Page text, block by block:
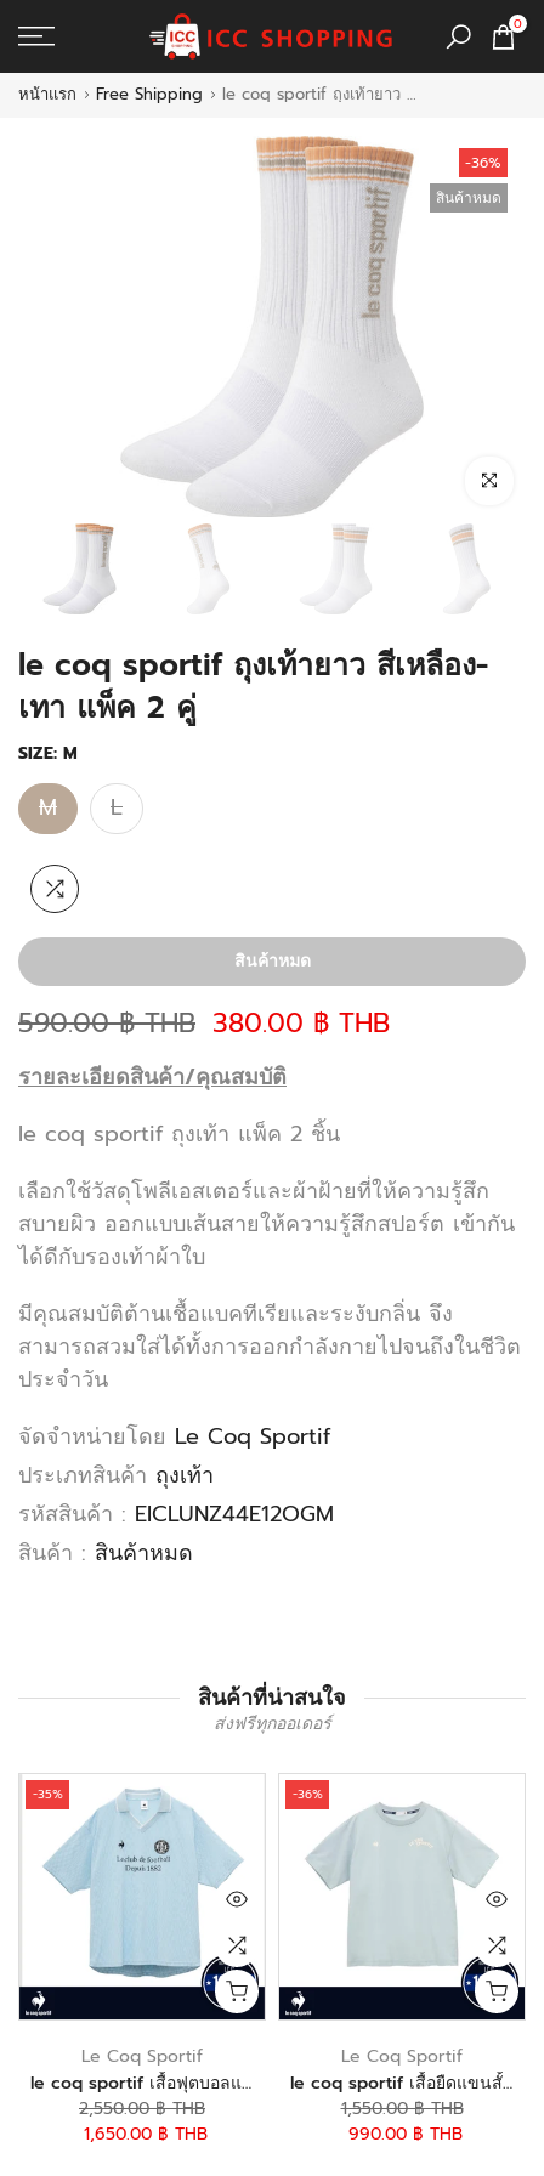
ข้าม
ที่
0
หน้าแรก Free Shipping le coq sportif ถุงเท้ายาว สีเหลือง-เทา แพ็ค 2 คู่
-36%
สินค้าหมด
คลิกเพื่อขย
le coq sportif ถุงเท้ายาว สีเหลือง-
เทา แพ็ค 2 คู่
SIZE: M
M L
สินค้าหมด
590.00 ฿ THB 380.00 ฿ THB
รายละเอียดสินค้า/คุณสมบัติ
le coq sportif ถุงเท้า แพ็ค 2 ชิ้น
เลือกใช้วัสดุโพลีเอสเตอร์และผ้าฝ้ายที่ให้ความรู้สึก
สบายผิว ออกแบบเส้นสายให้ความรู้สึกสปอร์ต เข้ากัน
ได้ดีกับรองเท้าผ้าใบ
มีคุณสมบัติต้านเชื้อแบคทีเรียและระงับกลิ่น จึง
สามารถสวมใส่ได้ทั้งการออกกำลังกายไปจนถึงในชีวิต
ประจำวัน
จัดจำหน่ายโดย Le Coq Sportif
ประเภทสินค้า ถุงเท้า
รหัสสินค้า : EICLUNZ44E12OGM
สินค้า : สินค้าหมด
สินค้าที่น่าสนใจ
ส่งฟรีทุกออเดอร์
-35%
Le Coq Sportif
le coq sportif เสื้อฟุตบอลแขนสั้น
2,550.00 ฿ THB
1,650.00 ฿ THB
-36%
Le Coq Sportif
le coq sportif เสื้อยืดแขนสั้นลายกราฟิกกีฬา
1,550.00 ฿ THB
990.00 ฿ THB